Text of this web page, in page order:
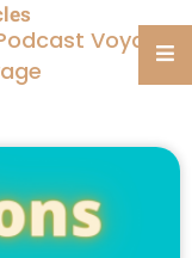
Voyage